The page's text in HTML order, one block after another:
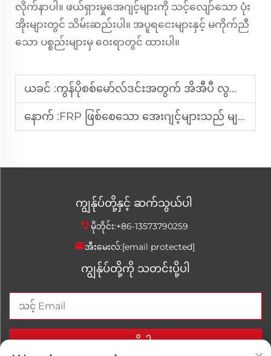
လိုက်နာပါ။ ဖယ်ရှားမှုအေဂျင့်များကို သင့်လျော်သော ပုံး
အိုးများတွင် သိမ်းဆည်းပါ။ အပူရငေးများနှင့် မကိုက်ညီ
သော ပစ္စည်းများမှ ဝေးရာတွင် ထားပါ။
ယခင် :ကွန်ပိုစစ်မော်လ်ဒင်းအတွက် အိအီပီ လွတ်မြောက်ရေးအေဂျင့်များ အကောင်းဆုံးဖြစ်စေသည့်အချက်များ
နောက် :FRP ဖြစ်စေသော အေးဂျင့်များသည် မျက်နှာပြင်၏ ချောမွေ့မှုနှင့် တောက်ပမှုကို မည်သို့သက်ရောက်မှုရှိသနည်း။
ကျွန်ုပ်တို့နှင့် ဆက်သွယ်ပါ
မိုဘိုင်း:+86-13573790259
အီးမေးလ်:[email protected]
ကျွန်ုပ်တို့ကို သတင်းပို့ပါ
ယခုပို့ပါ။